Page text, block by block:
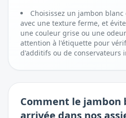
Choisissez un jambon
avec une texture ferme, et
une couleur grise ou une
attention à l'étiquette pour
d'additifs ou de conservateurs
Comment le jambon
arrivée dans nos